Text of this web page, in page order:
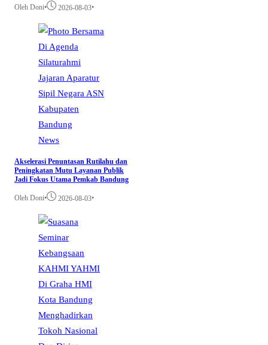
Oleh Doni• 2026-08-03•
News
Akselerasi Penuntasan Rutilahu dan
Peningkatan Mutu Layanan Publik
Jadi Fokus Utama Pemkab Bandung
Oleh Doni• 2026-08-03•